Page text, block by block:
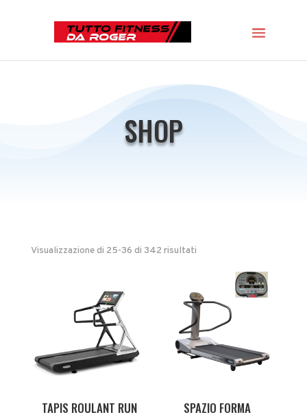
SHOP
Visualizzazione di 25-36 di 342 risultati
TAPIS ROULANT RUN
SPAZIO FORMA